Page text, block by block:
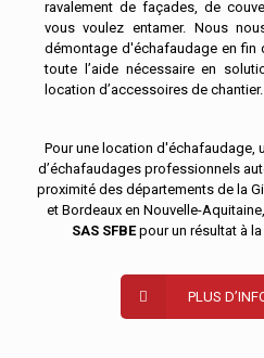
ravalement de façades, de
vous voulez entamer. Nous
démontage d'échafaudage en fin
toute l’aide nécessaire en
location d’accessoires de chantier.
Pour une location d'échafaudage,
d’échafaudages professionnels
proximité des départements de la
et Bordeaux en Nouvelle-
SAS SFBEpour un résultat à
PLUS